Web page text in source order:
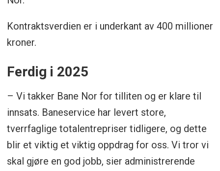
Kontraktsverdien er i underkant av 400 millioner
kroner.
Ferdig i 2025
– Vi takker Bane Nor for tilliten og er klare til
innsats. Baneservice har levert store,
tverrfaglige totalentrepriser tidligere, og dette
blir et viktig et viktig oppdrag for oss. Vi tror vi
skal gjøre en god jobb, sier administrerende